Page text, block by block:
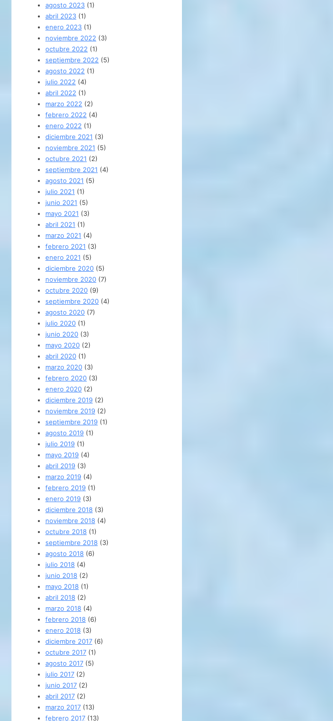
agosto 2023 (1)
abril 2023 (1)
enero 2023 (1)
noviembre 2022 (3)
octubre 2022 (1)
septiembre 2022 (5)
agosto 2022 (1)
julio 2022 (4)
abril 2022 (1)
marzo 2022 (2)
febrero 2022 (4)
enero 2022 (1)
diciembre 2021 (3)
noviembre 2021 (5)
octubre 2021 (2)
septiembre 2021 (4)
agosto 2021 (5)
julio 2021 (1)
junio 2021 (5)
mayo 2021 (3)
abril 2021 (1)
marzo 2021 (4)
febrero 2021 (3)
enero 2021 (5)
diciembre 2020 (5)
noviembre 2020 (7)
octubre 2020 (9)
septiembre 2020 (4)
agosto 2020 (7)
julio 2020 (1)
junio 2020 (3)
mayo 2020 (2)
abril 2020 (1)
marzo 2020 (3)
febrero 2020 (3)
enero 2020 (2)
diciembre 2019 (2)
noviembre 2019 (2)
septiembre 2019 (1)
agosto 2019 (1)
julio 2019 (1)
mayo 2019 (4)
abril 2019 (3)
marzo 2019 (4)
febrero 2019 (1)
enero 2019 (3)
diciembre 2018 (3)
noviembre 2018 (4)
octubre 2018 (1)
septiembre 2018 (3)
agosto 2018 (6)
julio 2018 (4)
junio 2018 (2)
mayo 2018 (1)
abril 2018 (2)
marzo 2018 (4)
febrero 2018 (6)
enero 2018 (3)
diciembre 2017 (6)
octubre 2017 (1)
agosto 2017 (5)
julio 2017 (2)
junio 2017 (2)
abril 2017 (2)
marzo 2017 (13)
febrero 2017 (13)